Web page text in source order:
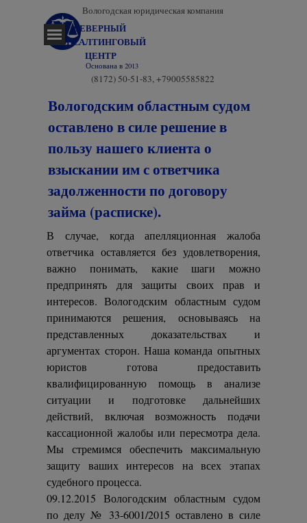
Перейти к контенту
СЕВЕРНЫЙ
КОНСАЛТИНГОВЫЙ
ЦЕНТР
Вологодская юридическая компания
(8172) 50-51-83, +79005585822
Основана в 2013
Пропустить меню
Вологодским областным судом
оставлено в силе решение в
пользу нашего клиента о
взыскании им с ответчика
задолженности по договору
займа (расписке).
В случае, когда апелляционная жалоба
ответчика оставляется без удовлетворения,
важно понимать, какие шаги можно
предпринять для защиты своих прав и
интересов. Вологодским областным судом
принимаются решения, основываясь на
представленных доказательствах и
аргументах сторон. Наша команда опытных
юристов готова предоставить
квалифицированную помощь в анализе
ситуации и подготовке дальнейших
действий, включая возможность подачи
кассационной жалобы или пересмотра дела.
Мы стремимся обеспечить максимальную
защиту ваших интересов на всех этапах
судебного процесса.
09.12.2015 Вологодским областным судом
по делу № 33-6001/2015 оставлено в силе